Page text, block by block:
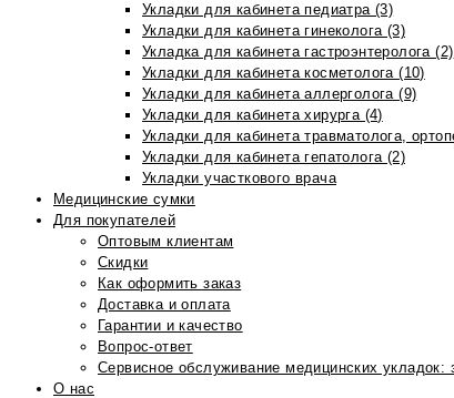
Укладки для кабинета педиатра (3)
Укладки для кабинета гинеколога (3)
Укладка для кабинета гастроэнтеролога (2)
Укладки для кабинета косметолога (10)
Укладки для кабинета аллерголога (9)
Укладки для кабинета хирурга (4)
Укладки для кабинета травматолога,
Укладки для кабинета гепатолога (2)
Укладки участкового врача
Медицинские сумки
Для покупателей
Оптовым клиентам
Скидки
Как оформить заказ
Доставка и оплата
Гарантии и качество
Вопрос-ответ
Сервисное обслуживание медицинских укладок:
О нас